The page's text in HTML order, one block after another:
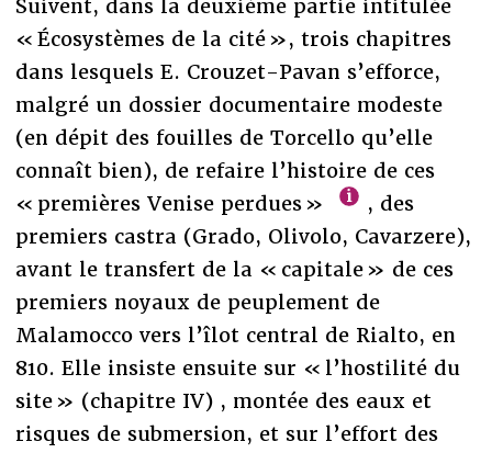
Suivent, dans la deuxième partie intitulée
« Écosystèmes de la cité », trois chapitres
dans lesquels E. Crouzet-Pavan s’efforce,
malgré un dossier documentaire modeste
(en dépit des fouilles de Torcello qu’elle
connaît bien), de refaire l’histoire de ces
« premières Venise perdues »
, des
premiers castra (Grado, Olivolo, Cavarzere),
avant le transfert de la « capitale » de ces
premiers noyaux de peuplement de
Malamocco vers l’îlot central de Rialto, en
810. Elle insiste ensuite sur « l’hostilité du
site » (chapitre IV) , montée des eaux et
risques de submersion, et sur l’effort des